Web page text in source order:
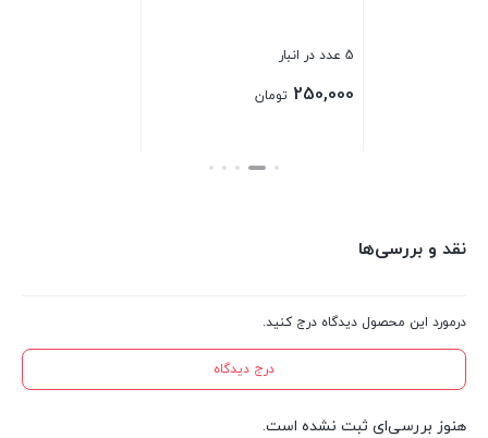
بستن
نقد و بررسی‌ها
درمورد این محصول دیدگاه درج کنید.
درج دیدگاه
هنوز بررسی‌ای ثبت نشده است.